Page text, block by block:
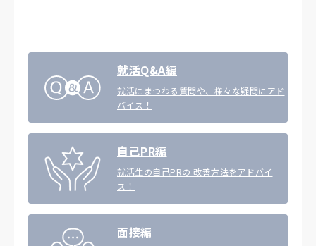
就活Q&A編
就活にまつわる質問や、様々な疑問にアド
バイス！
自己PR編
就活生の自己PRの 改善方法をアドバイ
ス！
面接編